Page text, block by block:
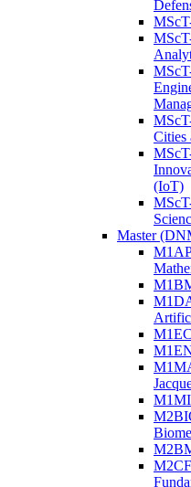
Cities
(IoT)
Master